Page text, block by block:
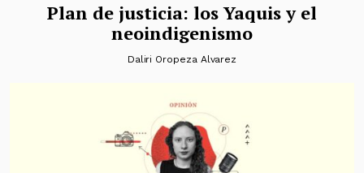
Plan de justicia: los Yaquis y el
neoindigenismo
Daliri Oropeza Alvarez